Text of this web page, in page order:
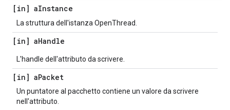
[in] aInstance
La struttura dell'istanza OpenThread.
[in] aHandle
L'handle dell'attributo da scrivere.
[in] aPacket
Un puntatore al pacchetto contiene un valore da scrivere
nell'attributo.